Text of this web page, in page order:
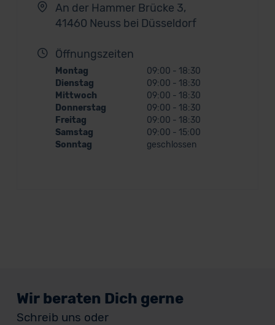
An der Hammer Brücke 3,
41460 Neuss bei Düsseldorf
Öffnungszeiten
Montag
09:00 - 18:30
Dienstag
09:00 - 18:30
Mittwoch
09:00 - 18:30
Donnerstag
09:00 - 18:30
Freitag
09:00 - 18:30
Samstag
09:00 - 15:00
Sonntag
geschlossen
Wir beraten Dich gerne
Schreib uns oder